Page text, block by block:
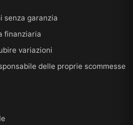
senza garanzia
finanziaria
variazioni
delle proprie scommesse